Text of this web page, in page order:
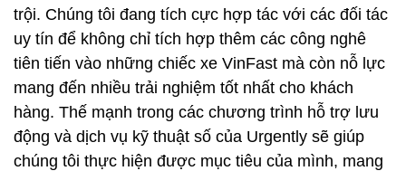
trội. Chúng tôi đang tích cực hợp tác với các đối tác
uy tín để không chỉ tích hợp thêm các công nghê
tiên tiến vào những chiếc xe VinFast mà còn nỗ lực
mang đến nhiều trải nghiệm tốt nhất cho khách
hàng. Thế mạnh trong các chương trình hỗ trợ lưu
động và dịch vụ kỹ thuật số của Urgently sẽ giúp
chúng tôi thực hiện được mục tiêu của mình, mang